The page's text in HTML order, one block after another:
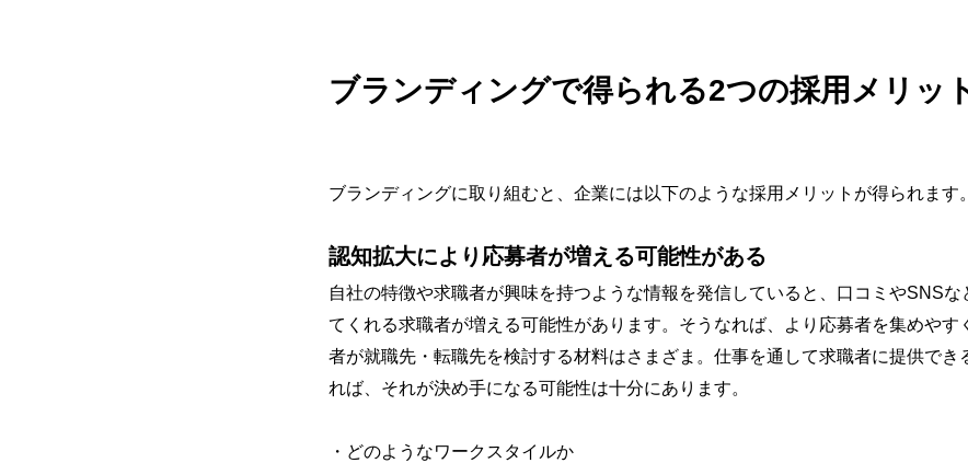
ブランディングで得られる2つの採用メリッ
ブランディングに取り組むと、企業には以下のような採用メリットが得られます。
認知拡大により応募者が増える可能性がある
自社の特徴や求職者が興味を持つような情報を発信していると、口コミやSNSな
てくれる求職者が増える可能性があります。そうなれば、より応募者を集めやす
者が就職先・転職先を検討する材料はさまざま。仕事を通して求職者に提供でき
れば、それが決め手になる可能性は十分にあります。
・どのようなワークスタイルか